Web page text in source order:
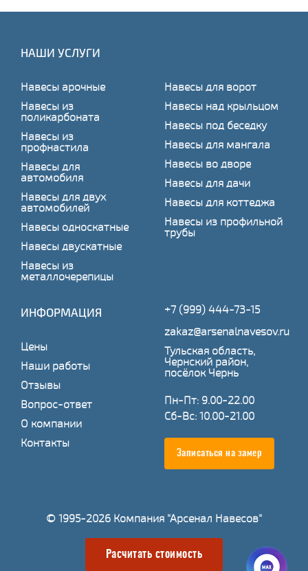
НАШИ УСЛУГИ
Навесы арочные
Навесы из
поликарбоната
Навесы из
профнастила
Навесы для
автомобиля
Навесы для двух
автомобилей
Навесы односкатные
Навесы двускатные
Навесы из
металлочерепицы
Навесы для ворот
Навесы над крыльцом
Навесы под беседку
Навесы для мангала
Навесы во дворе
Навесы для дачи
Навесы для коттеджа
Навесы из профильной
трубы
ИНФОРМАЦИЯ
Цены
Наши работы
Отзывы
Вопрос-ответ
О компании
Контакты
+7 (999) 444-73-15
zakaz@arsenalnavesov.ru
Тульская область,
Чернский район,
посёлок Чернь
Пн-Пт: 9.00-22.00
Сб-Вс: 10.00-21.00
Записаться на замер
© 1995-2026 Компания "Арсенал Навесов"
Расчитать стоимость